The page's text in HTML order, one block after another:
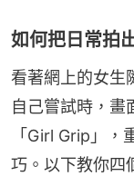
如何把日常拍
看著網上的女生
自己嘗試時，畫
「Girl Grip」，
巧。以下教你四